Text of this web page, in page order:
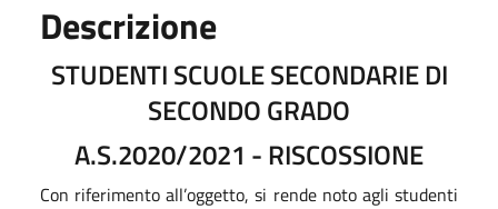
Descrizione
STUDENTI SCUOLE SECONDARIE DI
SECONDO GRADO
A.S.2020/2021 - RISCOSSIONE
Con riferimento all’oggetto, si rende noto agli studenti